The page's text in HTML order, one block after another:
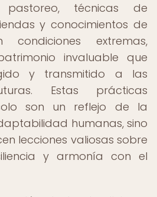
técnicas de
y conocimientos de
condiciones extremas,
invaluable que
y transmitido a las
Estas prácticas
son un reflejo de la
humanas, sino
lecciones valiosas sobre
y armonía con el